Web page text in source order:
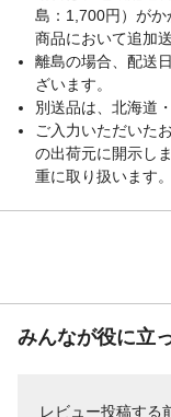
島：1,700円）が
商品において追加
離島の場合、配送
ざいます。
別送品は、北海道
ご入力いただいた
の出荷元に開示し
重に取り扱います。
みんなが役に立
レビュー投稿する